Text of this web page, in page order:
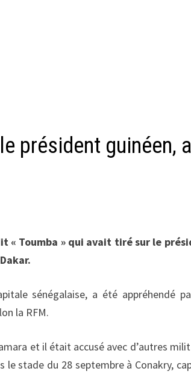
président guinéen,
« Toumba » qui avait tiré sur le
sénégalaise, a été appréhendé
la RFM.
et il était accusé avec d’autres
le stade du 28 septembre à Conakry,